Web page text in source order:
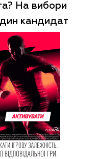
На вибори
кандидат